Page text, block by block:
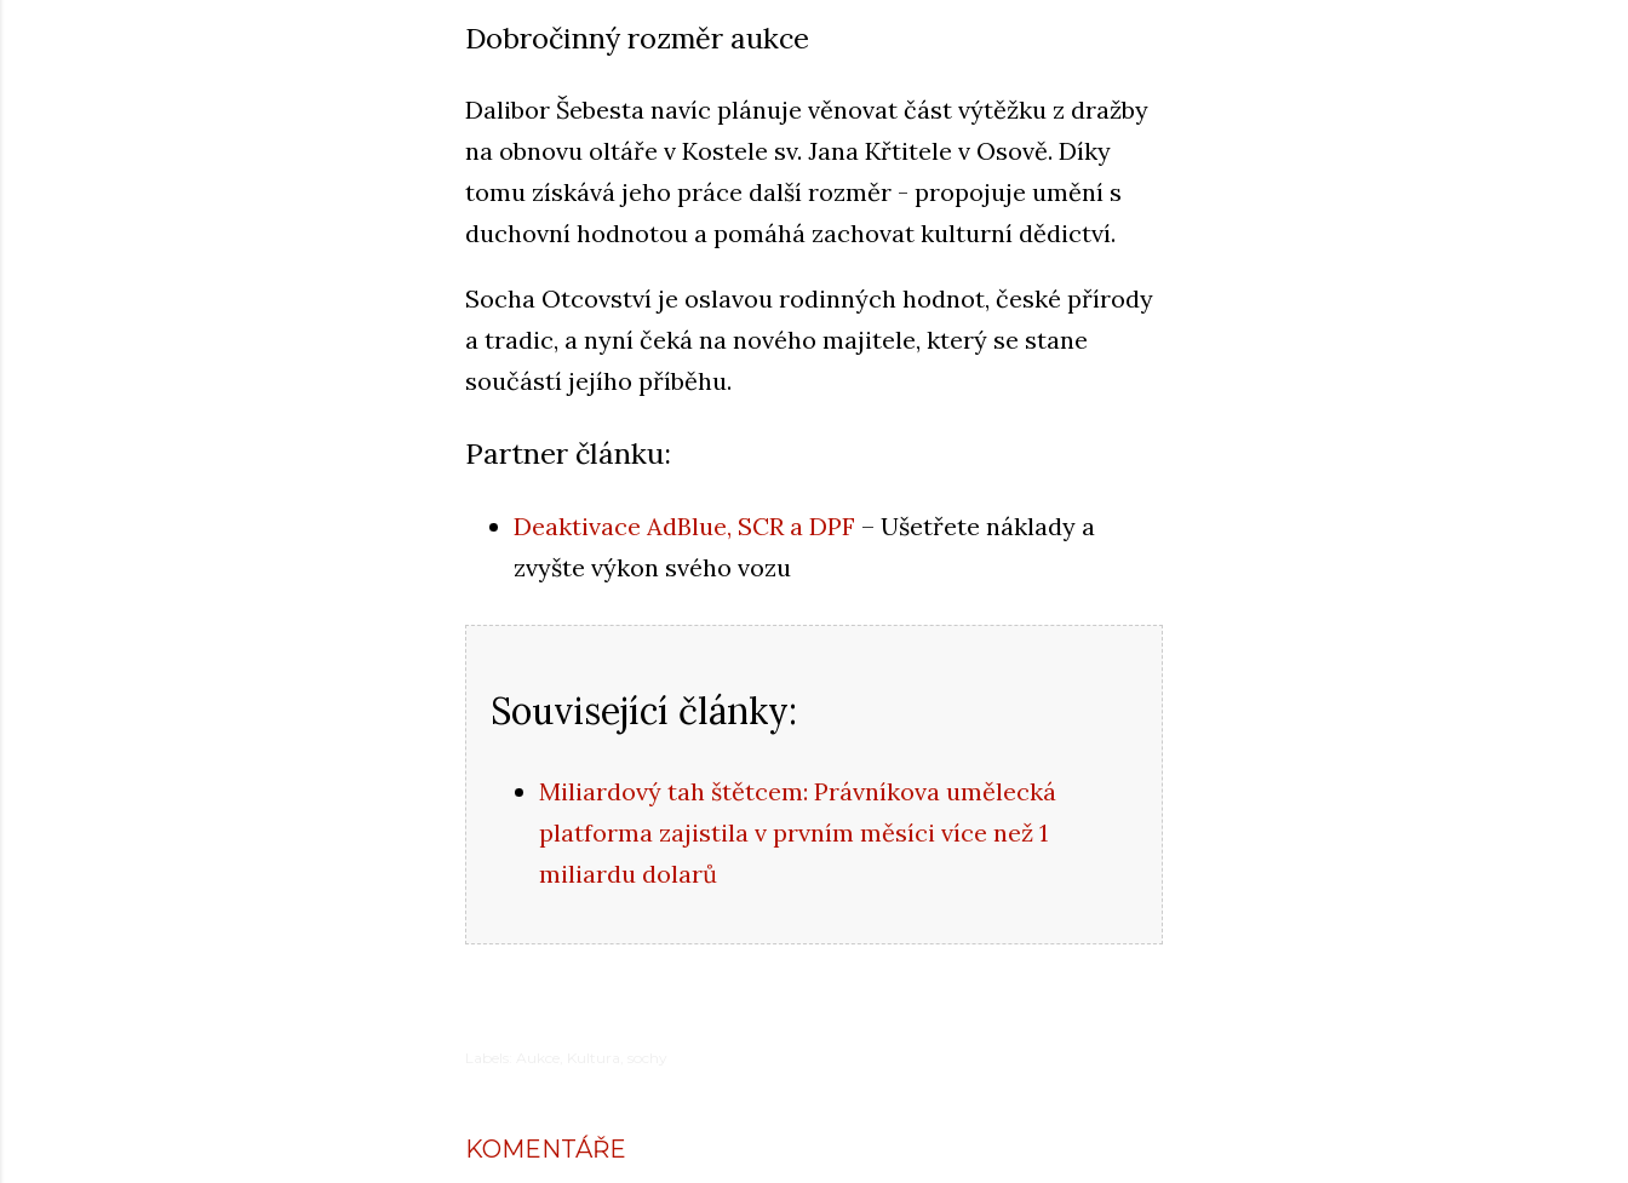
Dobročinný rozměr aukce
Dalibor Šebesta navíc plánuje věnovat část výtěžku z dražby
na obnovu oltáře v Kostele sv. Jana Křtitele v Osově. Díky
tomu získává jeho práce další rozměr - propojuje umění s
duchovní hodnotou a pomáhá zachovat kulturní dědictví.
Socha Otcovství je oslavou rodinných hodnot, české přírody
a tradic, a nyní čeká na nového majitele, který se stane
součástí jejího příběhu.
Partner článku:
Deaktivace AdBlue, SCR a DPF – Ušetřete náklady a
zvyšte výkon svého vozu
Související články:
Miliardový tah štětcem: Právníkova umělecká
platforma zajistila v prvním měsíci více než 1
miliardu dolarů
KOMENTÁŘE